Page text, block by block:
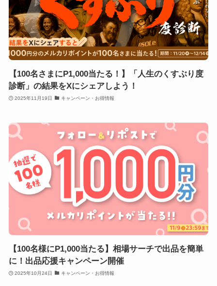
【100名さまにP1,000当たる！】「人生のくすぶり度
診断」の結果をXにシェアしよう！
2025年11月19日 キャンペーン・お得情報
【100名様にP1,000当たる】相場サーチで出品を簡単
に！出品応援キャンペーン開催
2025年10月24日 キャンペーン・お得情報